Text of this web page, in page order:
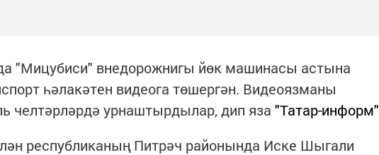
"Мицубиси" внедорожнигы йөк машинасы астына
һәлакәтен видеога төшергән. Видеоязманы
челтәрләрдә урнаштырдылар, дип яза "Татар-информ"
республиканың Питрәч районында Иске Шыгали